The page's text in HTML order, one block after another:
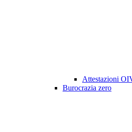
Attestazioni
Burocrazia zero